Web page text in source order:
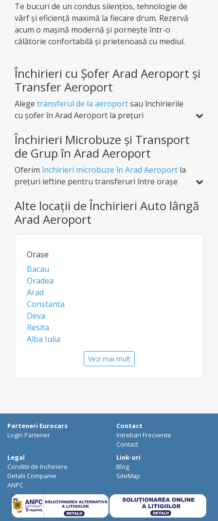
Te bucuri de un condus silențios, tehnologie de
vârf și eficiență maximă la fiecare drum. Rezervă
acum o mașină modernă și pornește într-o
călătorie confortabilă și prietenoasă cu mediul.
Închirieri cu Șofer Arad Aeroport și
Transfer Aeroport
Alege transferul de la aeroportsau închirierile
cu șofer în Arad Aeroport la prețuri
flexibilitate totală (dus sau dus-întors) pentru o
experiență de afaceri sau vacanță complet lipsită
Închirieri Microbuze și Transport
de Grup în Arad Aeroport
Oferim închirieri microbuze în Arad Aeroport la
prețuri ieftine pentru transferuri între orașe
prestabilit. Spațiu generos pentru bagaje și
condiții premium, totul fără taxe ascunse la
Alte locații de Închirieri Auto lângă
Arad Aeroport
Orase
Bacau
Oradea
Arad
Constanta
Deva
Resita
Alba Iulia
Vezi mai mult
Parteneri Eurocars
Login Partener
Contact
Intrebari Frecvente
Contact
Legal
Conditii de Inchiriere
Detalii Companie
ANPC
Link-uri
Blog
SiteMap